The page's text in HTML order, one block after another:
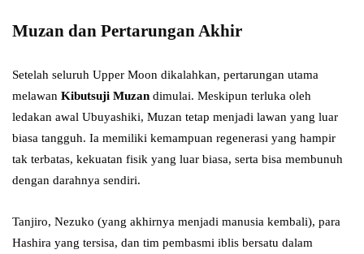
Muzan dan Pertarungan Akhir
Setelah seluruh Upper Moon dikalahkan, pertarungan utama
melawan Kibutsuji Muzan dimulai. Meskipun terluka oleh
ledakan awal Ubuyashiki, Muzan tetap menjadi lawan yang luar
biasa tangguh. Ia memiliki kemampuan regenerasi yang hampir
tak terbatas, kekuatan fisik yang luar biasa, serta bisa membunuh
dengan darahnya sendiri.
Tanjiro, Nezuko (yang akhirnya menjadi manusia kembali), para
Hashira yang tersisa, dan tim pembasmi iblis bersatu dalam